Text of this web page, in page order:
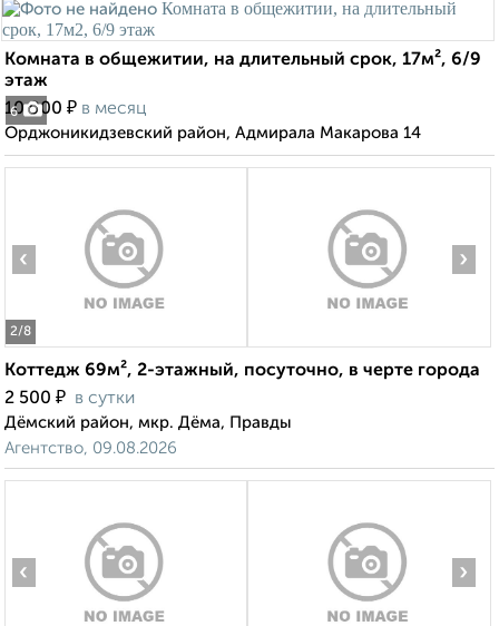
6
Комната в общежитии, на длительный срок, 17м², 6/9
этаж
10 000 ₽ в месяц
Орджоникидзевский район, Адмирала Макарова 14
2/8
‹ ›
Коттедж 69м², 2-этажный, посуточно, в черте города
2 500 ₽ в сутки
Дёмский район, мкр. Дёма, Правды
Агентство, 09.08.2026
‹ ›